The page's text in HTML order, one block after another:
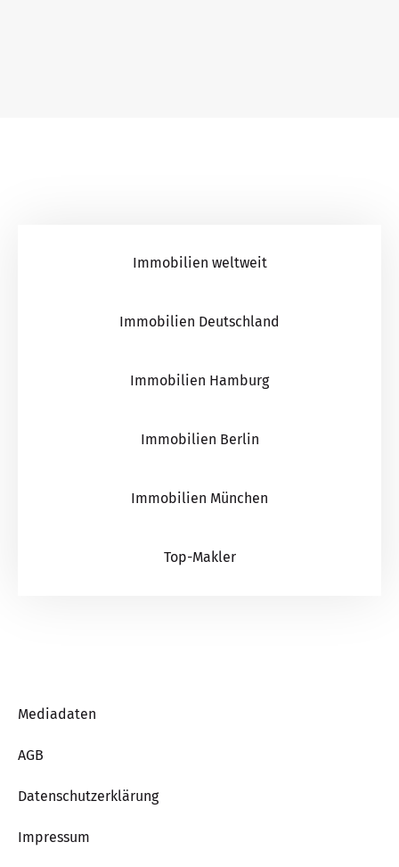
Immobilien weltweit
Immobilien Deutschland
Immobilien Hamburg
Immobilien Berlin
Immobilien München
Top-Makler
Mediadaten
AGB
Datenschutzerklärung
Impressum